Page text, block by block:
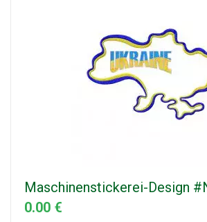
Maschinenstickerei-Design
0.00 €